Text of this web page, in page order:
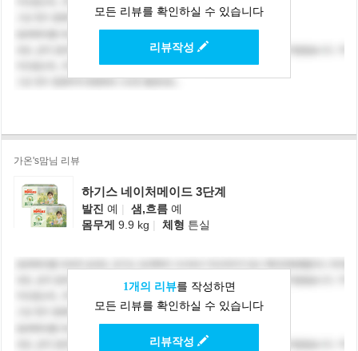
모든 리뷰를 확인하실 수 있습니다
리뷰작성
가온's맘님 리뷰
하기스 네이처메이드 3단계
발진 예 | 샘,흐름 예
몸무게 9.9 kg | 체형 튼실
1개의 리뷰를 작성하면
모든 리뷰를 확인하실 수 있습니다
리뷰작성